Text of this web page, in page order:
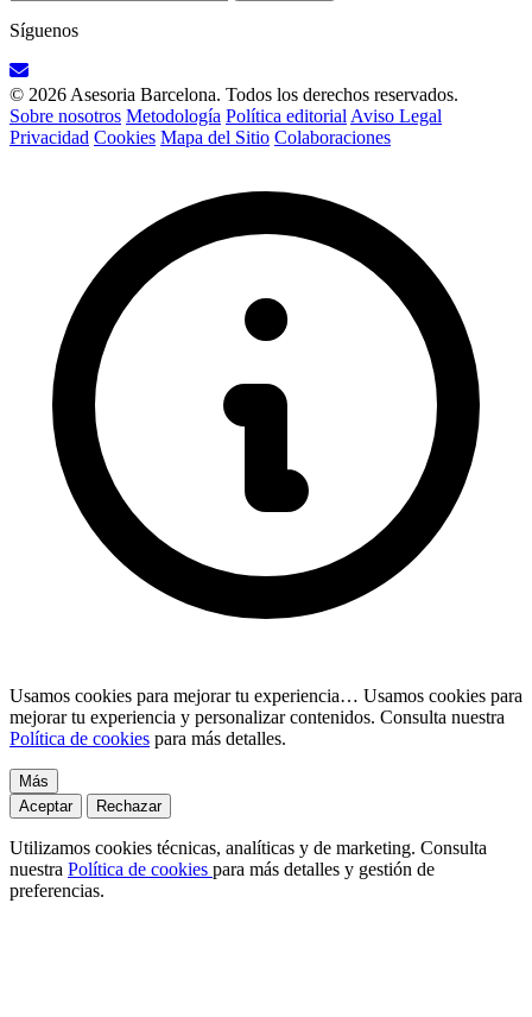
Síguenos
© 2026 Asesoria Barcelona. Todos los derechos reservados.
Sobre nosotros Metodología Política editorial Aviso Legal
Privacidad Cookies Mapa del Sitio Colaboraciones
Usamos cookies para mejorar tu experiencia… Usamos cookies para
mejorar tu experiencia y personalizar contenidos. Consulta nuestra
Política de cookies para más detalles.
Más
Aceptar
Rechazar
Utilizamos cookies técnicas, analíticas y de marketing. Consulta
nuestra Política de cookies para más detalles y gestión de
preferencias.